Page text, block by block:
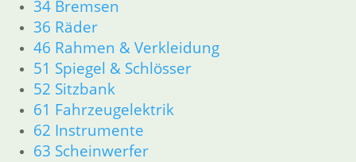
34 Bremsen
36 Räder
46 Rahmen & Verkleidung
51 Spiegel & Schlösser
52 Sitzbank
61 Fahrzeugelektrik
62 Instrumente
63 Scheinwerfer
21 Kupplung
23 Getriebe
26 Kardanwelle
31 Telegabel
32 Lenkung
33 Antrieb
34 Bremsen
36 Räder